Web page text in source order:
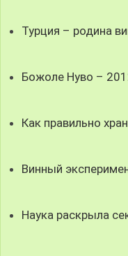
Турция – родина
Божоле Нуво –
Как правильно
Винный
Наука раскрыла